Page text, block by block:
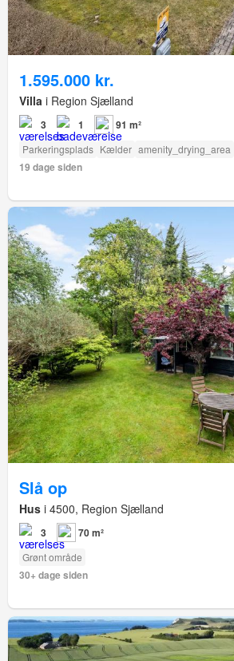
1.595.000 kr.
Villa i Region Sjælland
3 1 91 m²
Parkeringsplads Kælder amenity_drying_area
19 dage siden
Slå op
Hus i 4500, Region Sjælland
3 70 m²
Grønt område
30+ dage siden